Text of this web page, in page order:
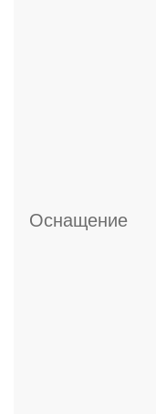
Оснащение